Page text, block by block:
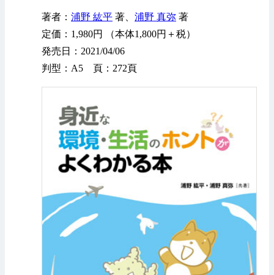
著者： 浦野 紘平 著、 浦野 真弥 著
定価：1,980円 （本体1,800円＋税）
発売日：2021/04/06
判型：A5 頁：272頁